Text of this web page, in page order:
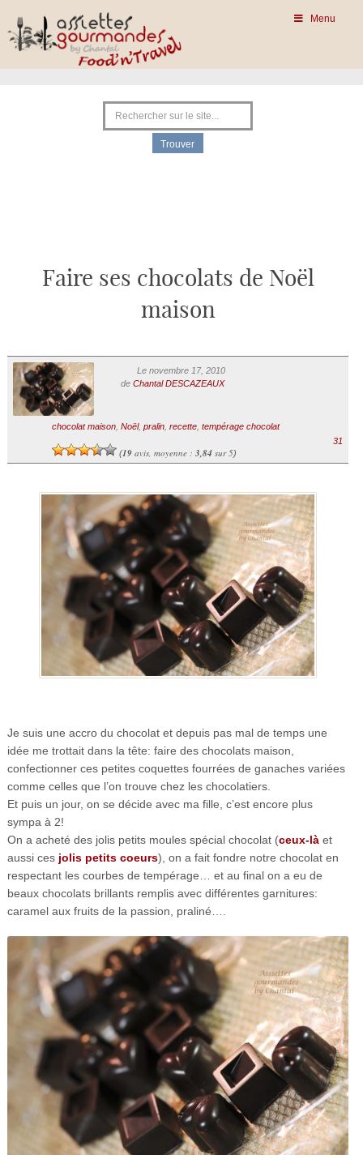
Menu
Faire ses chocolats de Noël
maison
Le novembre 17, 2010
de Chantal DESCAZEAUX
chocolat maison, Noël, pralin, recette, tempérage chocolat
(19avis, moyenne : 3,84sur 5)
31
Je suis une accro du chocolat et depuis pas mal de temps une
idée me trottait dans la tête: faire des chocolats maison,
confectionner ces petites coquettes fourrées de ganaches variées
comme celles que l’on trouve chez les chocolatiers.
Et puis un jour, on se décide avec ma fille, c’est encore plus
sympa à 2!
On a acheté des jolis petits moules spécial chocolat (ceux-làet
aussi cesjolis petits coeurs), on a fait fondre notre chocolat en
respectant les courbes de tempérage… et au final on a eu de
beaux chocolats brillants remplis avec différentes garnitures:
caramel aux fruits de la passion, praliné….